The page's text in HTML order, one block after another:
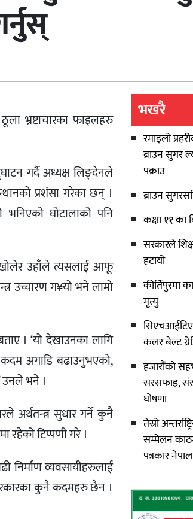
ठूला भ्रष्टाचारका फाइलहरु
गर्दै अध्यक्ष लिङ्देनले
प्रशंसा गरेका छन् ।
घोटालाको पनि
खोलेर उहाँले त्यसलाई आफू
उच्चारण ग¥यो भने लामो
। ‘यो देखाउनका लागि
अगाडि बढाउनुभएको,
उनले भने ।
अर्थतन्त्र सुधार गर्ने कुनै
टिप्पणी गरे ।
निर्माण व्यवसायीहरुलाई
कुनै कदमहरु छैन ।
भखरै
रमाइलो
ब्राउन सुगर
पक्राउ
ब्राउन
कक्षा ११ का
सरकारले
हटायो
कीर्तिपुरमा
मृत्यु
कलर बेल्ट
हजारौंको
सरसफाइ,
घोषणा
तेस्रो
सम्मेलन
पत्रकार